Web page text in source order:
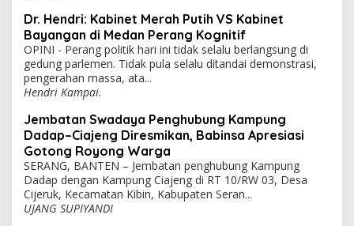
Dr. Hendri: Kabinet Merah Putih VS Kabinet
Bayangan di Medan Perang Kognitif
OPINI - Perang politik hari ini tidak selalu berlangsung di
gedung parlemen. Tidak pula selalu ditandai demonstrasi,
pengerahan massa, ata...
Hendri Kampai.
Jembatan Swadaya Penghubung Kampung
Dadap–Ciajeng Diresmikan, Babinsa Apresiasi
Gotong Royong Warga
SERANG, BANTEN – Jembatan penghubung Kampung
Dadap dengan Kampung Ciajeng di RT 10/RW 03, Desa
Cijeruk, Kecamatan Kibin, Kabupaten Seran...
UJANG SUPIYANDI